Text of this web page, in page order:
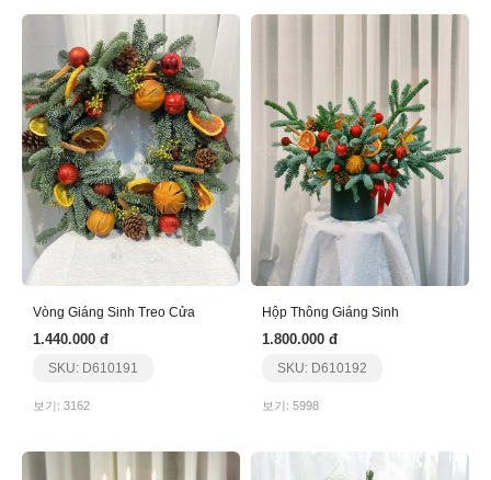
Vòng Giáng Sinh Treo Cửa
1.440.000 đ
SKU: D610191
보기: 3162
Hộp Thông Giáng Sinh
1.800.000 đ
SKU: D610192
보기: 5998